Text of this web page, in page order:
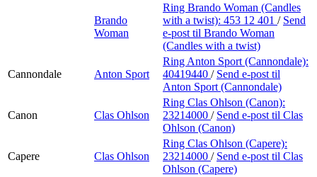
Brando
Woman
Ring Brando Woman (Candles
with a twist): 453 12 401 / Send
e-post til Brando Woman
(Candles with a twist)
Cannondale Anton Sport
Ring Anton Sport (Cannondale):
40419440 / Send e-post til
Anton Sport (Cannondale)
Canon Clas Ohlson
Ring Clas Ohlson (Canon):
23214000 / Send e-post til Clas
Ohlson (Canon)
Capere Clas Ohlson
Ring Clas Ohlson (Capere):
23214000 / Send e-post til Clas
Ohlson (Capere)